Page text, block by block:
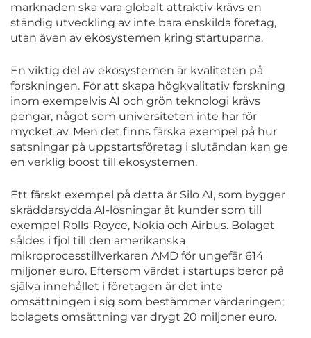
marknaden ska vara globalt attraktiv krävs en
ständig utveckling av inte bara enskilda företag,
utan även av ekosystemen kring startuparna.
En viktig del av ekosystemen är kvaliteten på
forskningen. För att skapa högkvalitativ forskning
inom exempelvis AI och grön teknologi krävs
pengar, något som universiteten inte har för
mycket av. Men det finns färska exempel på hur
satsningar på uppstartsföretag i slutändan kan ge
en verklig boost till ekosystemen.
Ett färskt exempel på detta är Silo AI, som bygger
skräddarsydda AI-lösningar åt kunder som till
exempel Rolls-Royce, Nokia och Airbus. Bolaget
såldes i fjol till den amerikanska
mikroprocesstillverkaren AMD för ungefär 614
miljoner euro. Eftersom värdet i startups beror på
själva innehållet i företagen är det inte
omsättningen i sig som bestämmer värderingen;
bolagets omsättning var drygt 20 miljoner euro.